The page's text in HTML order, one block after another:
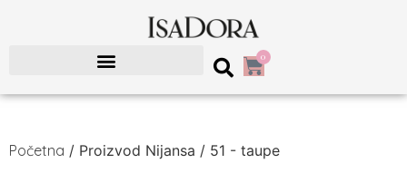
0
Početna / Proizvod Nijansa / 51 - taupe